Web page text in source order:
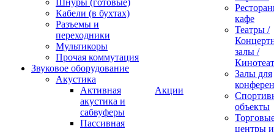
Шнуры (готовые)
Кабели (в бухтах)
Разъемы и
переходники
Мультикоры
Прочая коммутация
Звуковое оборудование
Акустика
Активная
акустика и
сабвуферы
Пассивная
Акции
кафе
Театры /
залы /
Залы для
объекты
центры и